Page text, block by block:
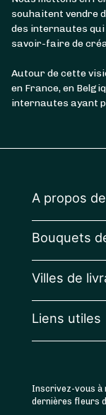
souhaitent vendre
des internautes
savoir-faire de
Autour de cette
en France, en
internautes ayant
A propos
Bouquets
Villes de
Liens utiles
Inscrivez-vous
dernières fleurs